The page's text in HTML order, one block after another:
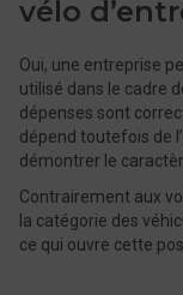
vélo
Oui, une entreprise
utilisé dans le cadre
dépenses sont
dépend toutefois de
démontrer le
Contrairement aux
la catégorie des
ce qui ouvre cette